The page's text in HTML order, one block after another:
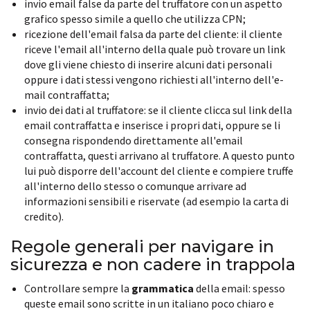
invio email false da parte del truffatore con un aspetto
grafico spesso simile a quello che utilizza CPN;
ricezione dell'email falsa da parte del cliente: il cliente
riceve l'email all'interno della quale può trovare un link
dove gli viene chiesto di inserire alcuni dati personali
oppure i dati stessi vengono richiesti all'interno dell'e-
mail contraffatta;
invio dei dati al truffatore: se il cliente clicca sul link della
email contraffatta e inserisce i propri dati, oppure se li
consegna rispondendo direttamente all'email
contraffatta, questi arrivano al truffatore. A questo punto
lui può disporre dell'account del cliente e compiere truffe
all'interno dello stesso o comunque arrivare ad
informazioni sensibili e riservate (ad esempio la carta di
credito).
Regole generali per navigare in
sicurezza e non cadere in trappola
Controllare sempre la grammatica della email: spesso
queste email sono scritte in un italiano poco chiaro e